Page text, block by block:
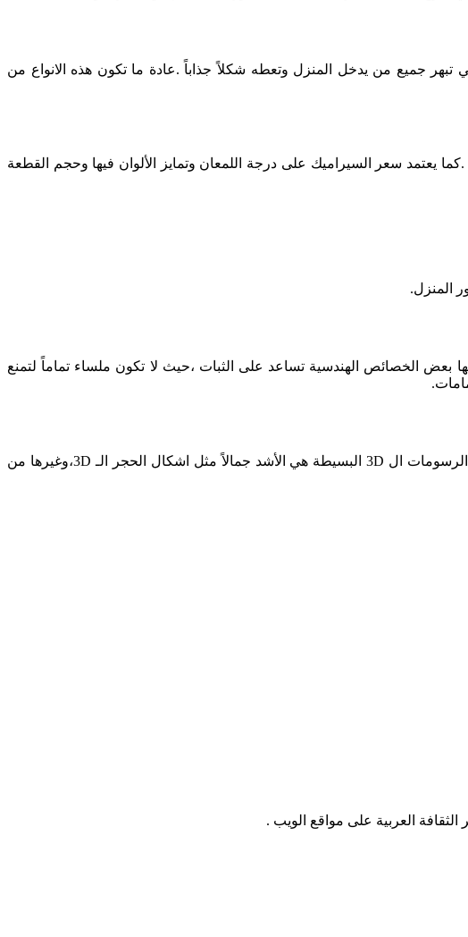
2022.مجموعة متنوعة من الاشكال المختلفة ،التي تبهر جميع من يدخل المنزل وتعطه شكلاً جذاباً .عادة ما تكون هذه الانواع من
يعتمد سعر السيراميك على درجة اللمعان وتمايز الألوان فيها وحجم القطعة
المنزل.
بعض الخصائص الهندسية تساعد على الثبات ،حيث لا تكون ملساء تماماً لتمنع
يتميز السيراميك الـ 3D بأشكالها التي تجذب الناظرين وترعبهم في ذات الوقت ،حيث تعطي صورة وكأنها حقيقية للرسمة .تعد الرسومات ال 3D البسيطة هي الأشد جمالاً مثل اشكال الحجر الـ 3D،وغيرها من
العربية على مواقع الويب .